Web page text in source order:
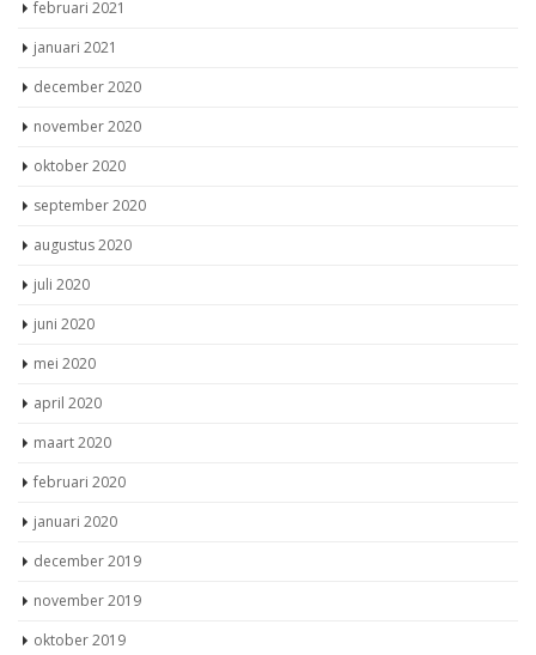
februari 2021
januari 2021
december 2020
november 2020
oktober 2020
september 2020
augustus 2020
juli 2020
juni 2020
mei 2020
april 2020
maart 2020
februari 2020
januari 2020
december 2019
november 2019
oktober 2019